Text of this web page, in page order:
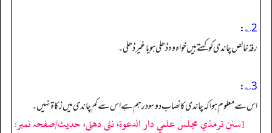
2؎:
رقہ خالص چاندی کو کہتے ہیں خواہ وہ ڈھلی ہو یا غیر ڈھلی۔
3؎:
اس سے معلوم ہوا کہ چاندی کا نصاب دو سو درہم ہے اس سے کم چاندی میں زکاۃ نہیں۔
[سنن ترمذي مجلس علمي دار الدعوة، نئى دهلى، حدیث/صفحہ نمبر: